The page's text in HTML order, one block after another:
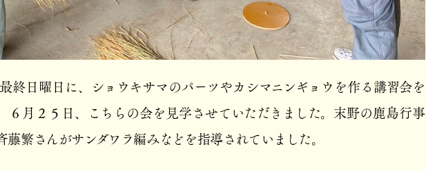
終日曜日に、ショウキサマのパーツやカシマニンギョウを作る講習会を
６月２５日、こちらの会を見学させていただきました。末野の鹿島行事
藤繁さんがサンダワラ編みなどを指導されていました。